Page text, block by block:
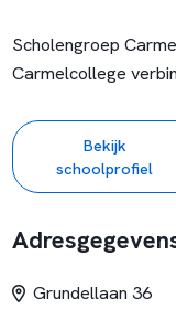
Scholengroep
Carmelcollege
Bekijk
schoolprofiel
Grundellaan 36